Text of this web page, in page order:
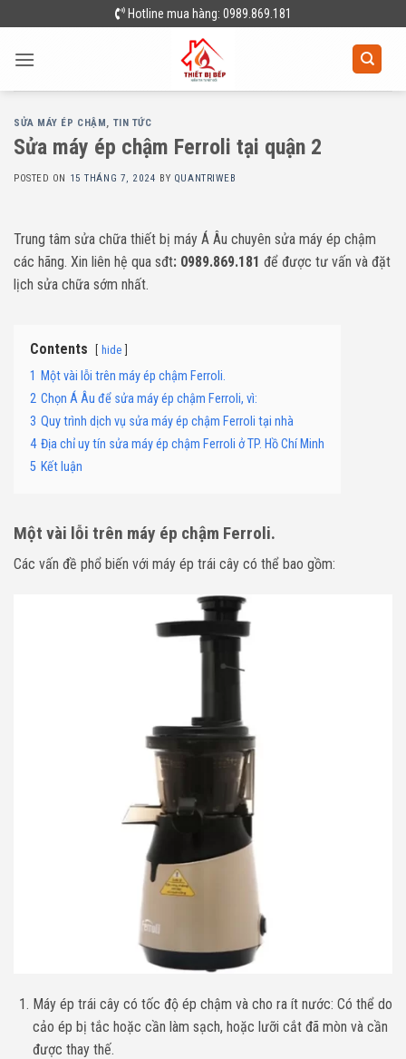
to
content
Hotline mua hàng: 0989.869.181
SỬA MÁY ÉP CHẬM, TIN TỨC
Sửa máy ép chậm Ferroli tại quận 2
POSTED ON 15 THÁNG 7, 2024 BY QUANTRIWEB
Trung tâm sửa chữa thiết bị máy Á Âu chuyên sửa máy ép chậm
các hãng. Xin liên hệ qua sđt: 0989.869.181 để được tư vấn và đặt
lịch sửa chữa sớm nhất.
Contents hide
1 Một vài lỗi trên máy ép chậm Ferroli.
2 Chọn Á Âu để sửa máy ép chậm Ferroli, vì:
3 Quy trình dịch vụ sửa máy ép chậm Ferroli tại nhà
4 Địa chỉ uy tín sửa máy ép chậm Ferroli ở TP. Hồ Chí Minh
5 Kết luận
Một vài lỗi trên máy ép chậm Ferroli.
Các vấn đề phổ biến với máy ép trái cây có thể bao gồm:
Máy ép trái cây có tốc độ ép chậm và cho ra ít nước: Có thể do
cảo ép bị tắc hoặc cần làm sạch, hoặc lưỡi cắt đã mòn và cần
được thay thế.